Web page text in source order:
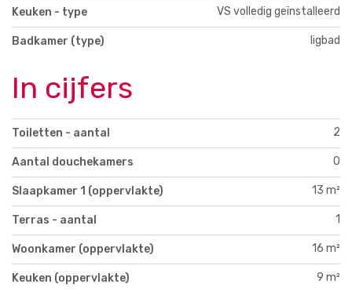
Keuken - type VS volledig geïnstalleerd
Badkamer (type) ligbad
In cijfers
Toiletten - aantal 2
Aantal douchekamers 0
Slaapkamer 1 (oppervlakte) 13 m²
Terras - aantal 1
Woonkamer (oppervlakte) 16 m²
Keuken (oppervlakte) 9 m²